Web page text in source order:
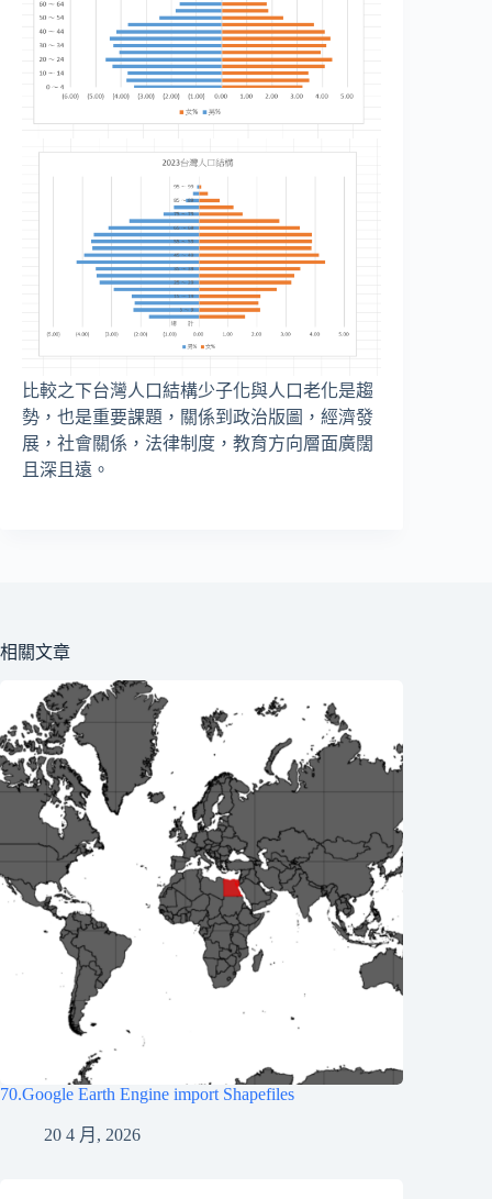
比較之下台灣人口結構少子化與人口老化是趨
勢，也是重要課題，關係到政治版圖，經濟發
展，社會關係，法律制度，教育方向層面廣闊
且深且遠。
相關文章
70.Google Earth Engine import Shapefiles
20 4 月, 2026